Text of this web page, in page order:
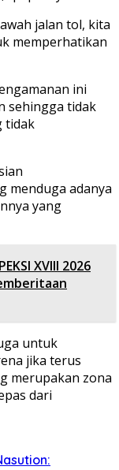
jalan tol, kita
memperhatikan
ini
sehingga tidak
tidak
menduga adanya
yang
XVIII 2026
untuk
jika terus
merupakan zona
dari